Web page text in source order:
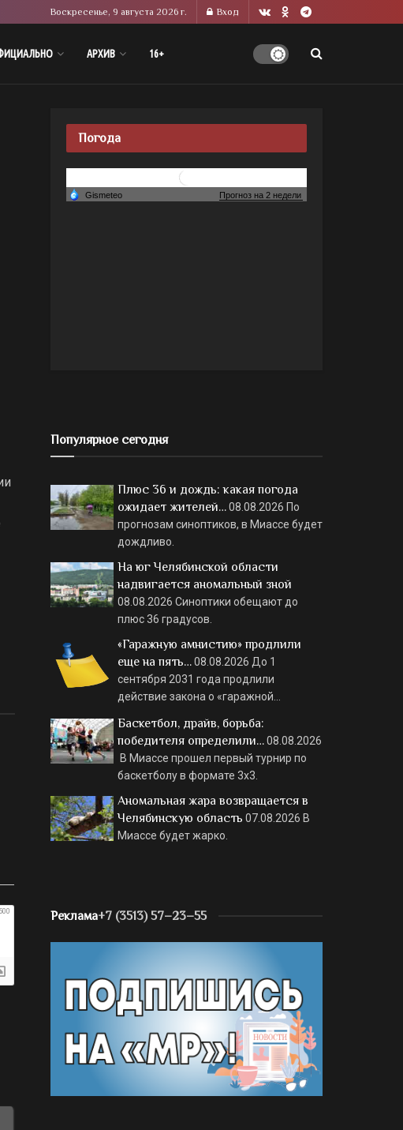
Воскресенье, 9 августа 2026 г. Вход
АРХИВ 16+
Погода
Популярное сегодня
Плюс 36 и дождь: какая погода
ожидает жителей…08.08.2026 По
прогнозам синоптиков, в Миассе будет
дождливо.
На юг Челябинской области
надвигается аномальный зной
08.08.2026 Синоптики обещают до
плюс 36 градусов.
«Гаражную амнистию» продлили
еще на пять…08.08.2026 До 1
сентября 2031 года продлили
действие закона о «гаражной…
Баскетбол, драйв, борьба:
победителя определили…08.08.2026
В Миассе прошел первый турнир по
баскетболу в формате 3х3.
Аномальная жара возвращается в
Челябинскую область 07.08.2026 В
Миассе будет жарко.
Реклама+7 (3513) 57–23–55